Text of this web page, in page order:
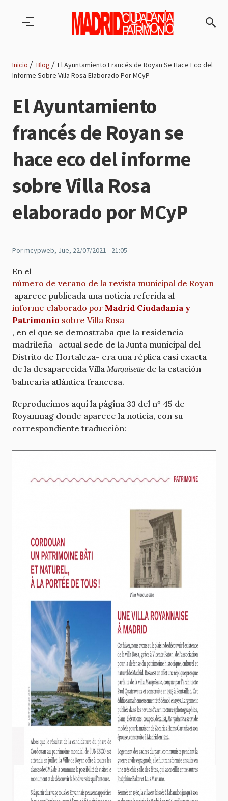
de
navegación
Inicio Blog
El Ayuntamiento Francés de Royan Se Hace Eco del
Informe Sobre Villa Rosa Elaborado Por MCyP
El Ayuntamiento
francés de Royan se
hace eco del informe
sobre Villa Rosa
elaborado por MCyP
Pormcypweb, Jue, 22/07/2021 - 21:05
En el
número de verano de la revista municipal de Royan
aparece publicada una noticia referida al
informe elaborado por Madrid Ciudadanía y
Patrimonio sobre Villa Rosa
, en el que se demostraba que la residencia
madrileña -actual sede de la Junta municipal del
Distrito de Hortaleza- era una réplica casi exacta
de la desaparecida Villa Marquisette de la estación
balnearia atlántica francesa.
Reproducimos aquí la página 33 del nº 45 de
Royanmag donde aparece la noticia, con su
correspondiente traducción: